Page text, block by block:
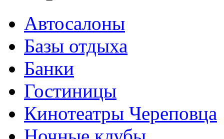
Автосалоны
Базы отдыха
Банки
Гостиницы
Кинотеатры Череповца